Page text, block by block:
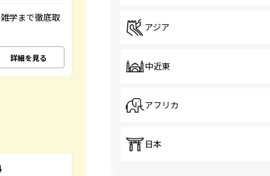
学まで徹底取
詳細を見る
アジア
中近東
アフリカ
日本